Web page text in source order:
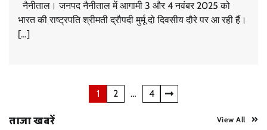
नैनीताल। जनपद नैनीताल में आगामी 3 और 4 नवंबर 2025 को
भारत की राष्ट्रपति श्रीमती द्रौपदी मुर्मू दो दिवसीय दौरे पर आ रही हैं।
[…]
pagination
1 2 … 4
ताजा खबरें View All